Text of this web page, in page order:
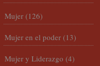
Mujer (126)
Mujer en el poder (13)
Mujer y Liderazgo (4)